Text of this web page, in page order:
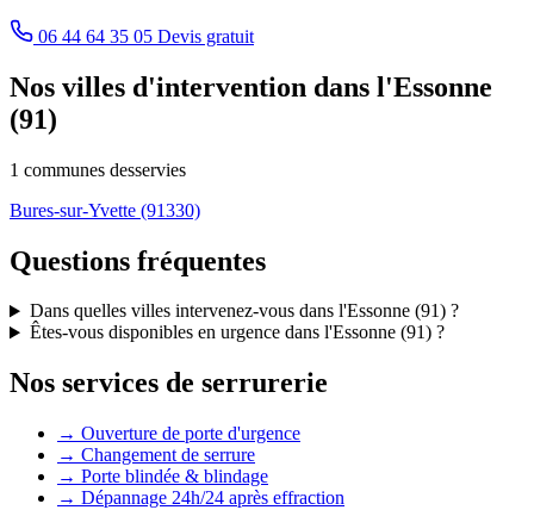
06 44 64 35 05 Devis gratuit
Nos villes d'intervention dans l'Essonne
(91)
1 communes desservies
Bures-sur-Yvette (91330)
Questions fréquentes
Dans quelles villes intervenez-vous dans l'Essonne (91) ?
Êtes-vous disponibles en urgence dans l'Essonne (91) ?
Nos services de serrurerie
→ Ouverture de porte d'urgence
→ Changement de serrure
→ Porte blindée & blindage
→ Dépannage 24h/24 après effraction